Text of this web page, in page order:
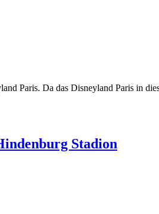
Paris. Da das Disneyland Paris in
Stadion